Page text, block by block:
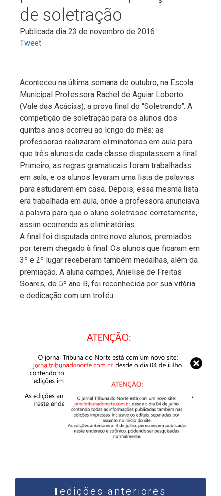
de soletração
Publicada dia 23 de novembro de 2016
Tweet
Aconteceu na última semana de outubro, na Escola
Municipal Professora Rachel de Aguiar Loberto
(Vale das Acácias), a prova final do “Soletrando”. A
competição de soletração para os alunos dos
quintos anos ocorreu ao longo do mês: as
professoras realizaram eliminatórias em aula para
que três alunos de cada classe disputassem a final.
Primeiro, as regras gramaticais foram trabalhadas
em sala, e os alunos levaram uma lista de palavras
para estudarem em casa. Depois, essa mesma lista
era trabalhada em aula, onde a professora anunciava
a palavra para que o aluno soletrasse corretamente,
assim ocorrendo as eliminatórias.
A final foi disputada entre nove alunos, premiados
por terem chegado à final. Os alunos que ficaram em
3º e 2º lugar receberam também medalhas, além da
premiação. A aluna campeã, Anielise de Freitas
Soares, do 5º ano B, foi reconhecida por sua vitória
e dedicação com um troféu.
edições anteriores